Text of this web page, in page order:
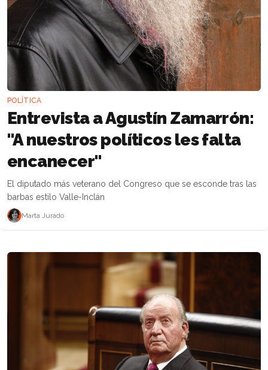
POLÍTICA
Entrevista a Agustín Zamarrón:
"A nuestros políticos les falta
encanecer"
El diputado más veterano del Congreso que se esconde tras las
barbas estilo Valle-Inclán
Marta Jurado